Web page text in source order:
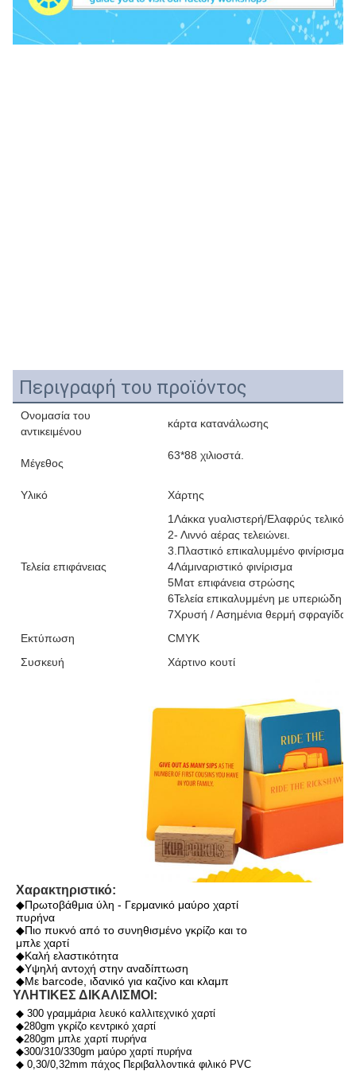
Περιγραφή του προϊόντος
Ονομασία του
αντικειμένου
κάρτα κατανάλωσης
Μέγεθος
63*88 χιλιοστά.
Υλικό Χάρτης
Τελεία επιφάνειας
1Λάκκα γυαλιστερή/Ελαφρύς τελικό
2- Λιννό αέρας τελειώνει.
3.Πλαστικό επικαλυμμένο φινίρισμα
4Λάμιναριστικό φινίρισμα
5Ματ επιφάνεια στρώσης
6Τελεία επικαλυμμένη με υπεριώδη
7Χρυσή / Ασημένια θερμή σφραγίδα
Εκτύπωση
CMYK
Συσκευή
Χάρτινο κουτί
Χαρακτηριστικό:
◆Πρωτοβάθμια ύλη - Γερμανικό μαύρο χαρτί
πυρήνα
◆Πιο πυκνό από το συνηθισμένο γκρίζο και το
μπλε χαρτί
◆Καλή ελαστικότητα
◆Υψηλή αντοχή στην αναδίπτωση
◆Με barcode, ιδανικό για καζίνο και κλαμπ
ΥΛΗΤΙΚΕΣ ΔΙΚΑΛΙΣΜΟΙ:
◆ 300 γραμμάρια λευκό καλλιτεχνικό χαρτί
◆280gm γκρίζο κεντρικό χαρτί
◆280gm μπλε χαρτί πυρήνα
◆300/310/330gm μαύρο χαρτί πυρήνα
◆ 0,30/0,32mm πάχος Περιβαλλοντικά φιλικό PVC